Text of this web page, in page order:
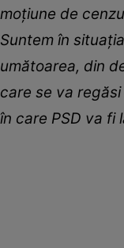
moţiune de
Suntem în
umătoarea, din
care se va
în care PSD va fi